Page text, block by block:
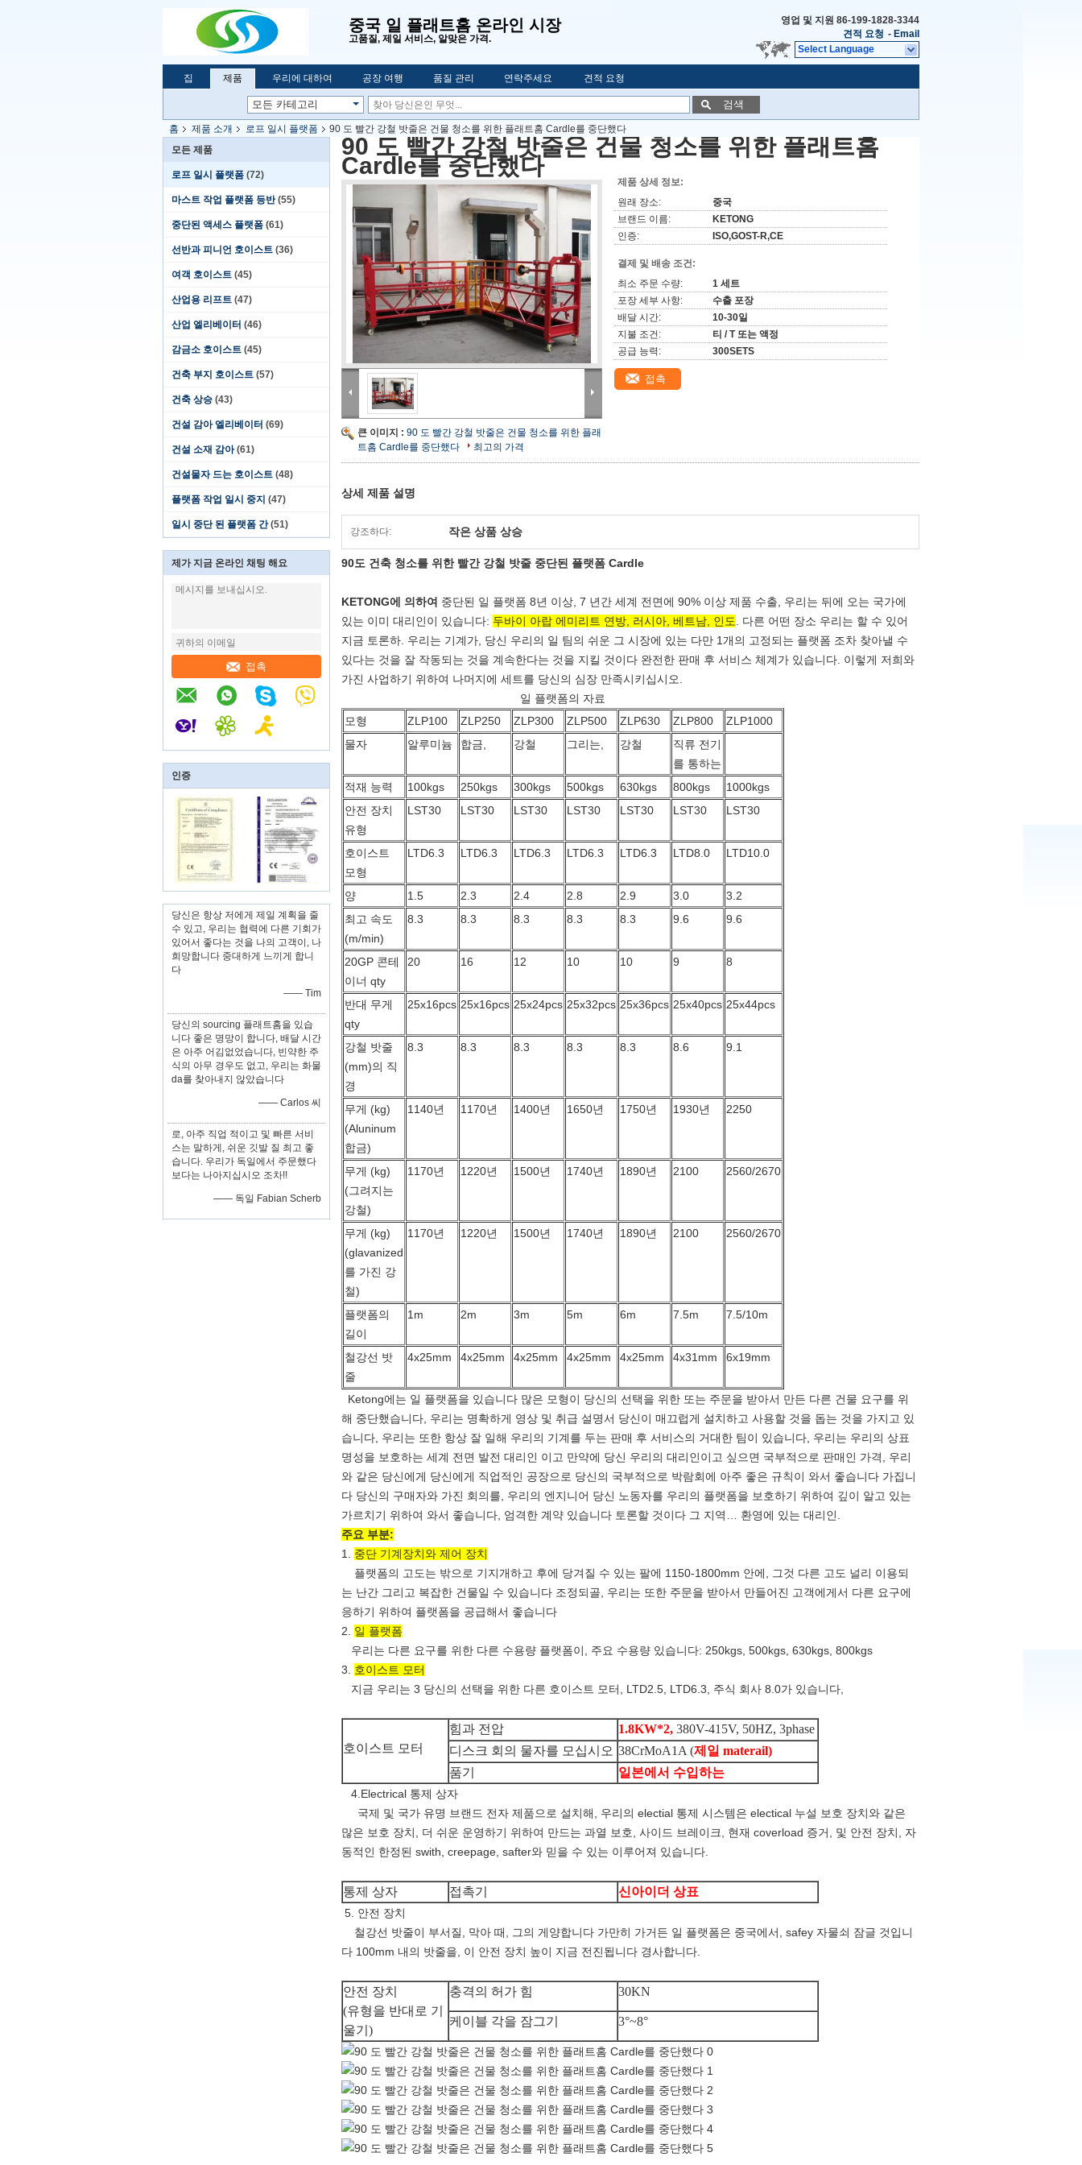
중국 일 플래트홈 온라인 시장
고품질, 제일 서비스, 알맞은 가격.
영업 및 지원 86-199-1828-3344
견적 요청 - Email
Select Language
집 제품 우리에 대하여 공장 여행 품질 관리 연락주세요 견적 요청
검색
홈 제품 소개 로프 일시 플랫폼
90 도 빨간 강철 밧줄은 건물 청소를 위한 플래트홈 Cardle를 중단했다
모든 제품
로프 일시 플랫폼 (72)
마스트 작업 플랫폼 등반 (55)
중단된 액세스 플랫폼 (61)
선반과 피니언 호이스트 (36)
여객 호이스트 (45)
산업용 리프트 (47)
산업 엘리베이터 (46)
감금소 호이스트 (45)
건축 부지 호이스트 (57)
건축 상승 (43)
건설 감아 엘리베이터 (69)
건설 소재 감아 (61)
건설물자 드는 호이스트 (48)
플랫폼 작업 일시 중지 (47)
일시 중단 된 플랫폼 간 (51)
제가 지금 온라인 채팅 해요
접촉
인증
당신은 항상 저에게 제일 계획을 줄
수 있고, 우리는 협력에 다른 기회가
있어서 좋다는 것을 나의 고객이, 나
희망합니다 중대하게 느끼게 합니
다
—— Tim
당신의 sourcing 플래트홈을 있습
니다 좋은 명망이 합니다, 배달 시간
은 아주 어김없었습니다, 빈약한 주
식의 아무 경우도 없고, 우리는 화물
da를 찾아내지 않았습니다
—— Carlos 씨
로, 아주 직업 적이고 및 빠른 서비
스는 말하게, 쉬운 깃발 질 최고 좋
습니다. 우리가 독일에서 주문했다
보다는 나아지십시오 조차!!
—— 독일 Fabian Scherb
90 도 빨간 강철 밧줄은 건물 청소를 위한 플래트홈
Cardle를 중단했다
큰 이미지 : 90 도 빨간 강철 밧줄은 건물 청소를 위한 플래
트홈 Cardle를 중단했다
최고의 가격
제품 상세 정보:
원래 장소:
중국
브랜드 이름:
KETONG
인증:
ISO,GOST-R,CE
결제 및 배송 조건:
최소 주문 수량:
1 세트
포장 세부 사항:
수출 포장
배달 시간:
10-30일
지불 조건:
티 / T 또는 액정
공급 능력:
300SETS
접촉
상세 제품 설명
강조하다: 작은 상품 상승
90도 건축 청소를 위한 빨간 강철 밧줄 중단된 플랫폼 Cardle
KETONG에 의하여 중단된 일 플랫폼 8년 이상, 7 년간 세계 전면에 90% 이상 제품 수출, 우리는 뒤에 오는 국가에
있는 이미 대리인이 있습니다: 두바이 아랍 에미리트 연방, 러시아, 베트남, 인도
. 다른 어떤 장소 우리는 할 수 있어
지금 토론하. 우리는 기계가, 당신 우리의 일 팀의 쉬운 그 시장에 있는 다만 1개의 고정되는 플랫폼 조차 찾아낼 수
있다는 것을 잘 작동되는 것을 계속한다는 것을 지킬 것이다 완전한 판매 후 서비스 체계가 있습니다. 이렇게 저희와
가진 사업하기 위하여 나머지에 세트를 당신의 심장 만족시키십시오.
일 플랫폼의 자료
모형
ZLP100 ZLP250 ZLP300 ZLP500 ZLP630 ZLP800
ZLP1000
물자
알루미늄 합금, 강철 그리는, 강철
직류 전기
를 통하는
적재 능력
100kgs 250kgs 300kgs 500kgs 630kgs 800kgs
1000kgs
안전 장치
유형
LST30 LST30 LST30 LST30 LST30 LST30 LST30
호이스트
모형
LTD6.3 LTD6.3 LTD6.3 LTD6.3 LTD6.3 LTD8.0 LTD10.0
양 1.5 2.3 2.4 2.8 2.9 3.0
3.2
최고 속도
(m/min)
8.3 8.3 8.3 8.3 8.3 9.6 9.6
20GP 콘테
이너 qty
20 16 12 10 10 9 8
반대 무게
qty
25x16pcs 25x16pcs 25x24pcs 25x32pcs 25x36pcs 25x40pcs 25x44pcs
강철 밧줄
(mm)의 직
경
8.3 8.3 8.3 8.3 8.3 8.6 9.1
무게 (kg)
(Aluninum
합금)
1140년 1170년 1400년 1650년 1750년 1930년 2250
무게 (kg)
(그려지는
강철)
1170년 1220년 1500년 1740년 1890년 2100 2560/2670
무게 (kg)
(glavanized
를 가진 강
철)
1170년 1220년 1500년 1740년 1890년 2100 2560/2670
플랫폼의
길이
1m 2m 3m 5m 6m 7.5m 7.5/10m
철강선 밧
줄
4x25mm 4x25mm 4x25mm 4x25mm 4x25mm 4x31mm 6x19mm
Ketong에는 일 플랫폼을 있습니다 많은 모형이 당신의 선택을 위한 또는 주문을 받아서 만든 다른 건물 요구를 위
해 중단했습니다, 우리는 명확하게 영상 및 취급 설명서 당신이 매끄럽게 설치하고 사용할 것을 돕는 것을 가지고 있
습니다, 우리는 또한 항상 잘 일해 우리의 기계를 두는 판매 후 서비스의 거대한 팀이 있습니다, 우리는 우리의 상표
명성을 보호하는 세계 전면 발전 대리인 이고 만약에 당신 우리의 대리인이고 싶으면 국부적으로 판매인 가격, 우리
와 같은 당신에게 당신에게 직업적인 공장으로 당신의 국부적으로 박람회에 아주 좋은 규칙이 와서 좋습니다 가집니
다 당신의 구매자와 가진 회의를, 우리의 엔지니어 당신 노동자를 우리의 플랫폼을 보호하기 위하여 깊이 알고 있는
가르치기 위하여 와서 좋습니다, 엄격한 계약 있습니다 토론할 것이다 그 지역… 환영에 있는 대리인.
주요 부분:
1. 중단 기계장치와 제어 장치
플랫폼의 고도는 밖으로 기지개하고 후에 당겨질 수 있는 팔에 1150-1800mm 안에, 그것 다른 고도 널리 이용되
는 난간 그리고 복잡한 건물일 수 있습니다 조정되골, 우리는 또한 주문을 받아서 만들어진 고객에게서 다른 요구에
응하기 위하여 플랫폼을 공급해서 좋습니다
2. 일 플랫폼
우리는 다른 요구를 위한 다른 수용량 플랫폼이, 주요 수용량 있습니다: 250kgs, 500kgs, 630kgs, 800kgs
3. 호이스트 모터
지금 우리는 3 당신의 선택을 위한 다른 호이스트 모터, LTD2.5, LTD6.3, 주식 회사 8.0가 있습니다,
호이스트 모터
힘과 전압 1.8KW*2, 380V-415V, 50HZ, 3phase
디스크 회의 물자를 모십시오 38CrMoA1A (제일 materail)
품기
일본에서 수입하는
4.Electrical 통제 상자
국제 및 국가 유명 브랜드 전자 제품으로 설치해, 우리의 electial 통제 시스템은 electical 누설 보호 장치와 같은
많은 보호 장치, 더 쉬운 운영하기 위하여 만드는 과열 보호, 사이드 브레이크, 현재 coverload 증거, 및 안전 장치, 자
동적인 한정된 swith, creepage, safter와 믿을 수 있는 이루어져 있습니다.
통제 상자 접촉기 신아이더 상표
5. 안전 장치
철강선 밧줄이 부서질, 막아 때, 그의 게양합니다 가만히 가거든 일 플랫폼은 중국에서, safey 자물쇠 잠글 것입니
다 100mm 내의 밧줄을, 이 안전 장치 높이 지금 전진됩니다 경사합니다.
안전 장치
(유형을 반대로 기
울기)
충격의 허가 힘 30KN
케이블 각을 잠그기 3°~8°